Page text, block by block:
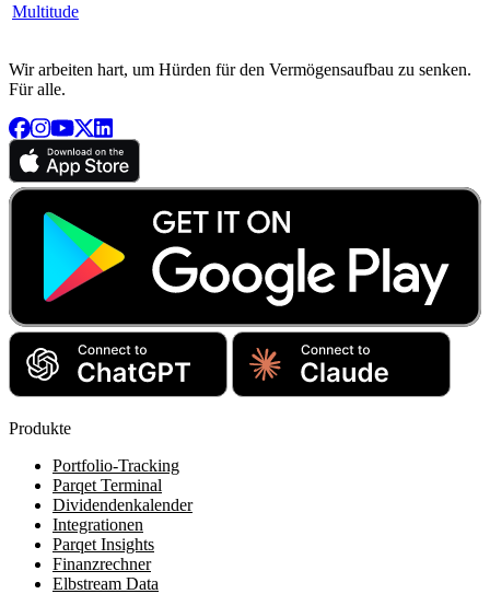
Multitude
Wir arbeiten hart, um Hürden für den Vermögensaufbau zu senken.
Für alle.
Produkte
Portfolio-Tracking
Parqet Terminal
Dividendenkalender
Integrationen
Parqet Insights
Finanzrechner
Elbstream Data